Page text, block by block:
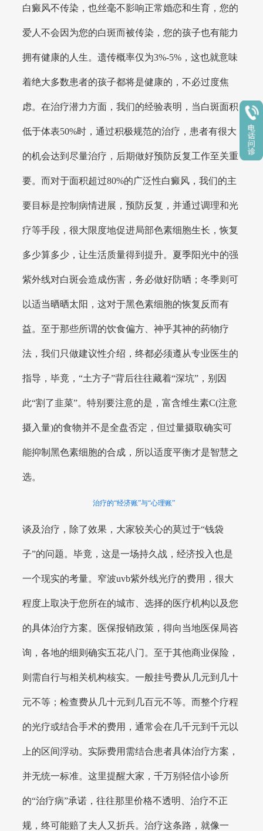
白癜风不传染，也丝毫不影响正常婚恋和生育，您的
爱人不会因为您的白斑而被传染，您的孩子也有能力
拥有健康的人生。遗传概率仅为3%-5%，这也就意味
着绝大多数患者的孩子都将是健康的，不必过度焦
虑。在治疗潜力方面，我们的经验表明，当白斑面积
低于体表50%时，通过积极规范的治疗，患者有很大
的机会达到尽量治疗，后期做好预防反复工作至关重
要。而对于面积超过80%的广泛性白癜风，我们的主
要目标是控制病情进展，预防反复，并通过调理和光
疗等手段，很大限度地促进局部色素细胞生长，恢复
多少算多少，让生活质量得到提升。夏季阳光中的强
紫外线对白斑会造成伤害，务必做好防晒；冬季则可
以适当晒晒太阳，这对于黑色素细胞的恢复反而有
益。至于那些所谓的饮食偏方、神乎其神的药物疗
法，我们只做建议性介绍，终都必须遵从专业医生的
指导，毕竟，“土方子”背后往往藏着“深坑”，别因
此“割了韭菜”。特别要注意的是，富含维生素C(注意
摄入量)的食物并不是全盘否定，但过量摄取确实可
能抑制黑色素细胞的合成，所以适度平衡才是智慧之
选。
治疗的“经济账”与“心理账”
谈及治疗，除了效果，大家较关心的莫过于“钱袋
子”的问题。毕竟，这是一场持久战，经济投入也是
一个现实的考量。窄波uvb紫外线光疗的费用，很大
程度上取决于您所在的城市、选择的医疗机构以及您
的具体治疗方案。医保报销政策，得向当地医保局咨
询，各地的细则确实五花八门。至于其他商业保险，
则需自行与相关机构核实。一般挂号费从几元到几十
元不等；检查费从几十元到几百元不等。而整个疗程
的光疗或结合手术的费用，通常会在几千元到千元以
上的区间浮动。实际费用需结合患者具体治疗方案，
并无统一标准。这里提醒大家，千万别轻信小诊所
的“治疗病”承诺，往往那里价格不透明、治疗不正
规，终可能赔了夫人又折兵。治疗这条路，就像一